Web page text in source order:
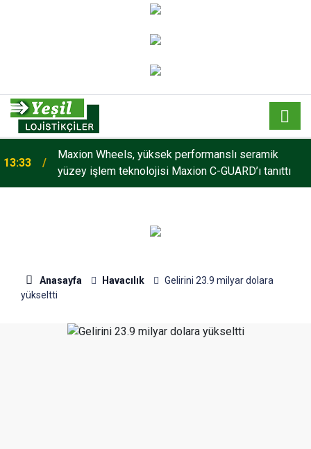
13:33
Maxion Wheels, yüksek performanslı seramik
yüzey işlem teknolojisi Maxion C-GUARD’ı tanıttı
Anasayfa Havacılık
Gelirini 23.9 milyar dolara
yükseltti